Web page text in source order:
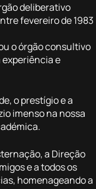
deliberativo
fevereiro de 1983
o órgão consultivo
e
o prestígio e a
imenso na nossa
a Direção
e a todos os
homenageando a